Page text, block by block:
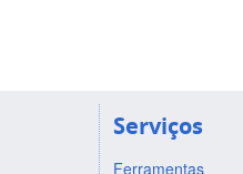
Serviços
Ferramentas